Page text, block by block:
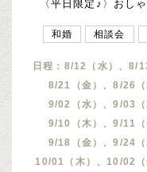
〈平日限定♪〉おし
和婚 相談会
日程：8/12（水）、8/
8/21（金）、8/26
9/02（水）、9/03
9/10（木）、9/11
9/18（金）、9/24
10/01（木）、10/02